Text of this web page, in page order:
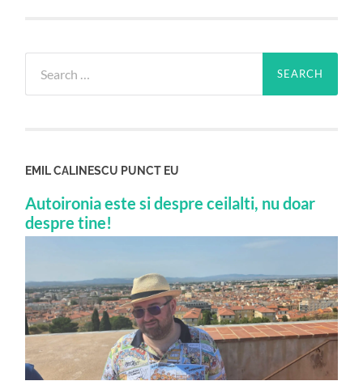
for:
EMIL CALINESCU PUNCT EU
Autoironia este si despre ceilalti, nu doar
despre tine!